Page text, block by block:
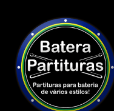
para
navegação
para
o
conteúdo